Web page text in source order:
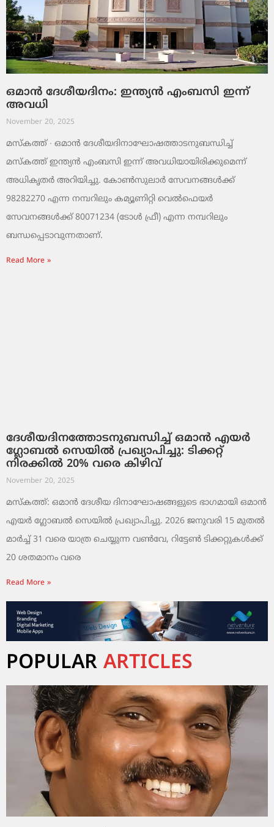
ഒമാൻ ദേശീയദിനം: ഇന്ത്യൻ എംബസി ഇന്ന്
അവധി
November 20, 2025
മസ്‌കത്ത് ∙ ഒമാൻ ദേശീയദിനാഘോഷത്താടനുബന്ധിച്ച്
മസ്‌കത്ത് ഇന്ത്യൻ എംബസി ഇന്ന് അവധിയായിരിക്കുമെന്ന്
അധികൃതർ അറിയിച്ചു. കോൺസുലാർ സേവനങ്ങൾക്ക്
98282270 എന്ന നമ്പറിലും കമ്യൂണിറ്റി വെൽഫെയർ
സേവനങ്ങൾക്ക് 80071234 (ടോൾ ഫ്രീ) എന്ന നമ്പറിലും
ബന്ധപ്പെടാവുന്നതാണ്.
Read More »
ദേശീയദിനത്തോടനുബന്ധിച്ച് ഒമാൻ എയർ
ഗ്ലോബൽ സെയിൽ പ്രഖ്യാപിച്ചു: ടിക്കറ്റ്
നിരക്കിൽ 20% വരെ കിഴിവ്
November 20, 2025
മസ്‌കത്ത്: ഒമാൻ ദേശീയ ദിനാഘോഷങ്ങളുടെ ഭാഗമായി ഒമാൻ
എയർ ഗ്ലോബൽ സെയിൽ പ്രഖ്യാപിച്ചു. 2026 ജനുവരി 15 മുതൽ
മാർച്ച് 31 വരെ യാത്ര ചെയ്യുന്ന വൺവേ, റിട്ടേൺ ടിക്കറ്റുകൾക്ക്
20 ശതമാനം വരെ
Read More »
POPULAR ARTICLES